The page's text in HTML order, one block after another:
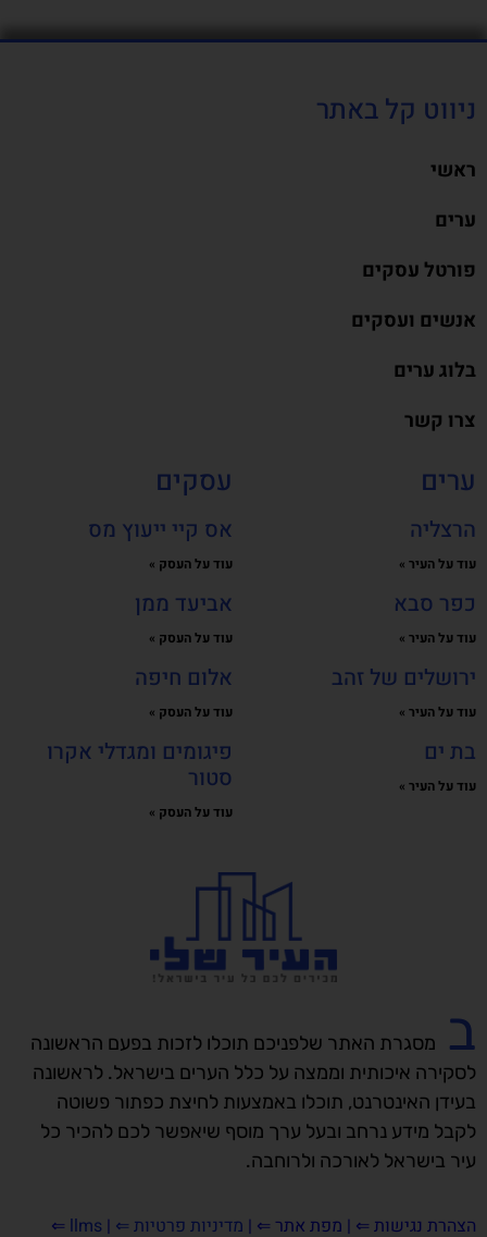
ניווט קל באתר
ראשי
ערים
פורטל עסקים
אנשים ועסקים
בלוג ערים
צרו קשר
ערים
הרצליה
עוד על העיר »
כפר סבא
עוד על העיר »
ירושלים של זהב
עוד על העיר »
בת ים
עוד על העיר »
עסקים
אס קיי ייעוץ מס
עוד על העסק »
אביעד ממן
עוד על העסק »
אלום חיפה
עוד על העסק »
פיגומים ומגדלי אקרו
סטור
עוד על העסק »
ב
מסגרת האתר שלפניכם תוכלו לזכות בפעם הראשונה
לסקירה איכותית וממצה על כלל הערים בישראל. לראשונה
בעידן האינטרנט, תוכלו באמצעות לחיצת כפתור פשוטה
לקבל מידע נרחב ובעל ערך מוסף שיאפשר לכם להכיר כל
עיר בישראל לאורכה ולרוחבה.
הצהרת נגישות ⇐ | מפת אתר ⇐ | מדיניות פרטיות ⇐ |
llms
⇐